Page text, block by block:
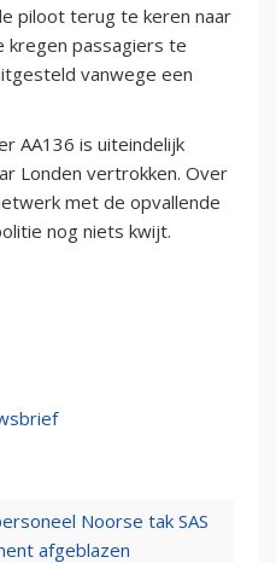
piloot terug te keren naar
kregen passagiers te
vanwege een
AA136 is uiteindelijk
Londen vertrokken. Over
met de opvallende
nog niets kwijt.
Noorse tak SAS
afgeblazen